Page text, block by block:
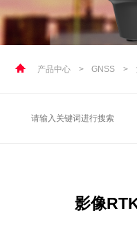
产品中心 > GNSS >
影像